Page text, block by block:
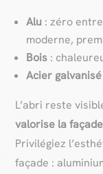
Alu : zéro
moderne,
Bois :
Acier galvanisé
L’abri reste
valorise la
Privilégiez
façade :